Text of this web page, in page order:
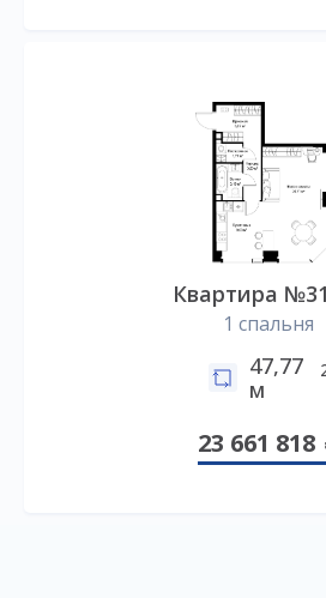
Квартира
1 спальня
47,77
м
23 661 818